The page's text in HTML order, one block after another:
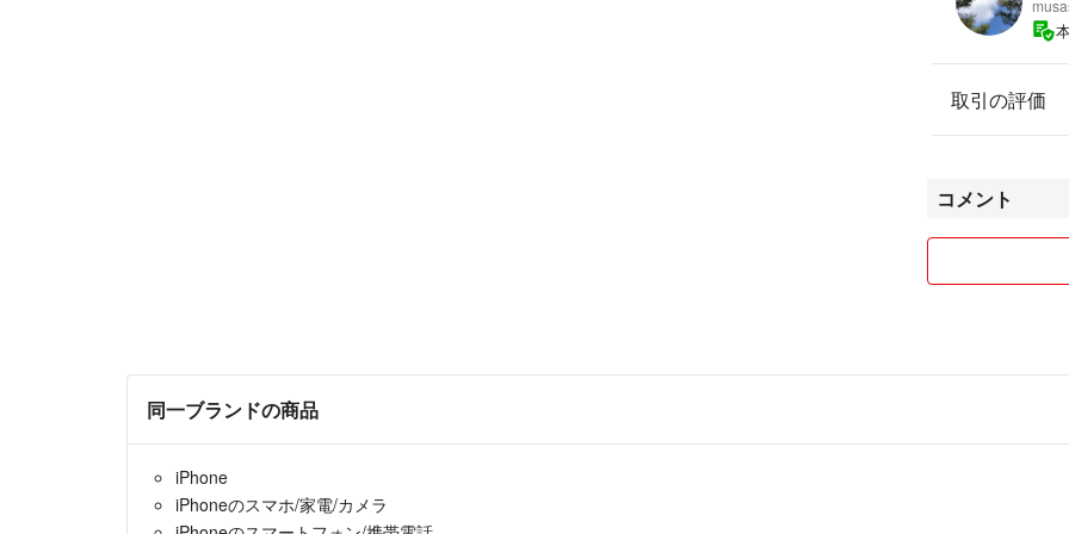
取引の評価
コメント
同一ブランドの商品
iPhone
iPhoneのスマホ/家電/カメラ